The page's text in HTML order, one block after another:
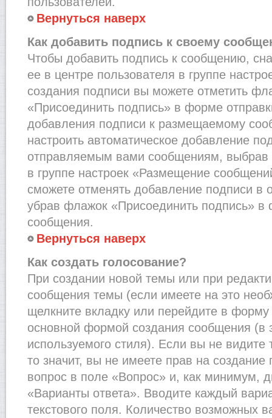
Вернуться наверх
Как добавить подпись к своему
Чтобы добавить подпись к сообщению,
ее в центре пользователя в группе
создания подписи вы можете отметить
«Присоединить подпись» в форме
добавления подписи к размещаемому
настроить автоматическое добавление
отправляемым вами сообщениям, выбрав
в группе настроек «Размещение
сможете отменять добавление подписи в
убрав флажок «Присоединить подпись» в
сообщения.
Вернуться наверх
Как создать голосование?
При создании новой темы или при
сообщения темы (если имеете на это
щелкните вкладку или перейдите в
основной формой создания сообщения (в
используемого стиля). Если вы не
то значит, вы не имеете прав на создание
вопрос в поле «Вопрос» и, как минимум,
«Варианты ответа». Вводите каждый
текстового поля. Количество возможных